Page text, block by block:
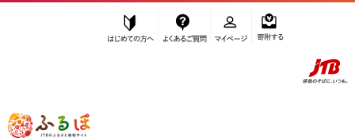
ふるぽ JTBのふるさと納税サイト